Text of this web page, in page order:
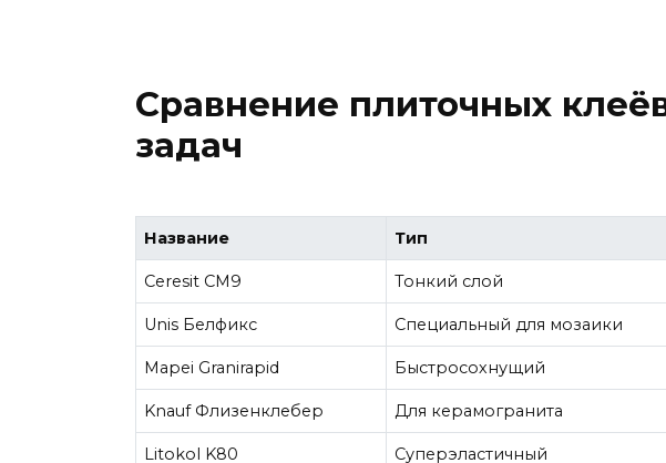
Сравнение плиточных
задач
Название Тип
Ceresit CM9 Тонкий слой
Unis Белфикс Специальный для мозаики
Mapei Granirapid Быстросохнущий
Knauf Флизенклебер Для керамогранита
Litokol K80 Суперэластичный